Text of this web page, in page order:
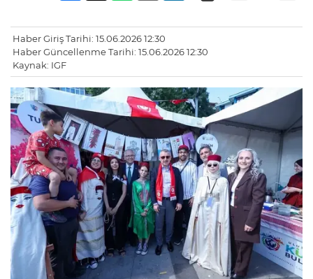
Haber Giriş Tarihi: 15.06.2026 12:30
Haber Güncellenme Tarihi: 15.06.2026 12:30
Kaynak: IGF